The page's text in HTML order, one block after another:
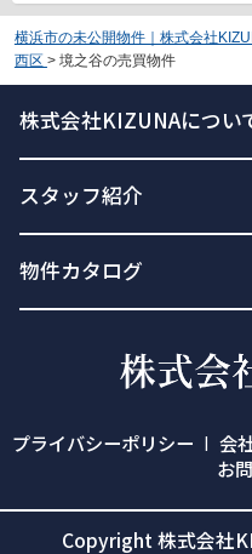
横浜市の未公開物件｜株式会社
西区 > 境之谷の売買物件
株式会社KIZUNAについ
スタッフ紹介
物件カタログ
プライバシーポリシー 会
お
Copyright 株式会社